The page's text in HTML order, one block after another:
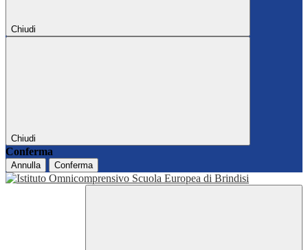
Chiudi
Chiudi
Conferma
Annulla Conferma